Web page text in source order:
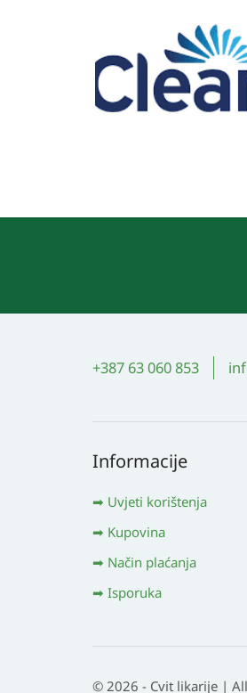
+387 63 060 853
Informacije
Uvjeti korištenja
Kupovina
Način plaćanja
Isporuka
© 2026 - Cvit likarije |